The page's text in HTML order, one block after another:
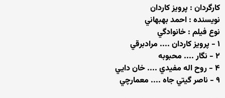
كارگردان : پرويز كاردان
نويسنده : احمد بهبهاني
نوع فيلم : خانوادگي
۱ - پرويز كاردان .... مرادبرقي
۲ - نگار .... محبوبه
۴ - روح اله مفيدي .... خان دايي
۹ - ناصر گيتي جاه .... معمارچي